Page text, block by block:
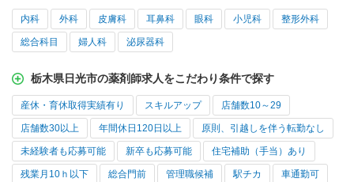
内科 外科 皮膚科 耳鼻科 眼科 小児科 整形外科
総合科目 婦人科 泌尿器科
栃木県日光市の薬剤師求人をこだわり条件で探す
産休・育休取得実績有り スキルアップ 店舗数10～29
店舗数30以上 年間休日120日以上 原則、引越しを伴う転勤なし
未経験者も応募可能 新卒も応募可能 住宅補助（手当）あり
残業月10ｈ以下 総合門前 管理職候補 駅チカ 車通勤可